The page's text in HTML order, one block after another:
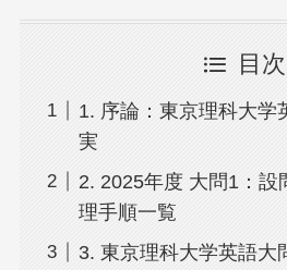
目次
1. 序論：東京理科大学
実
2. 2025年度 大問1：設
理手順一覧
3. 東京理科大学英語大